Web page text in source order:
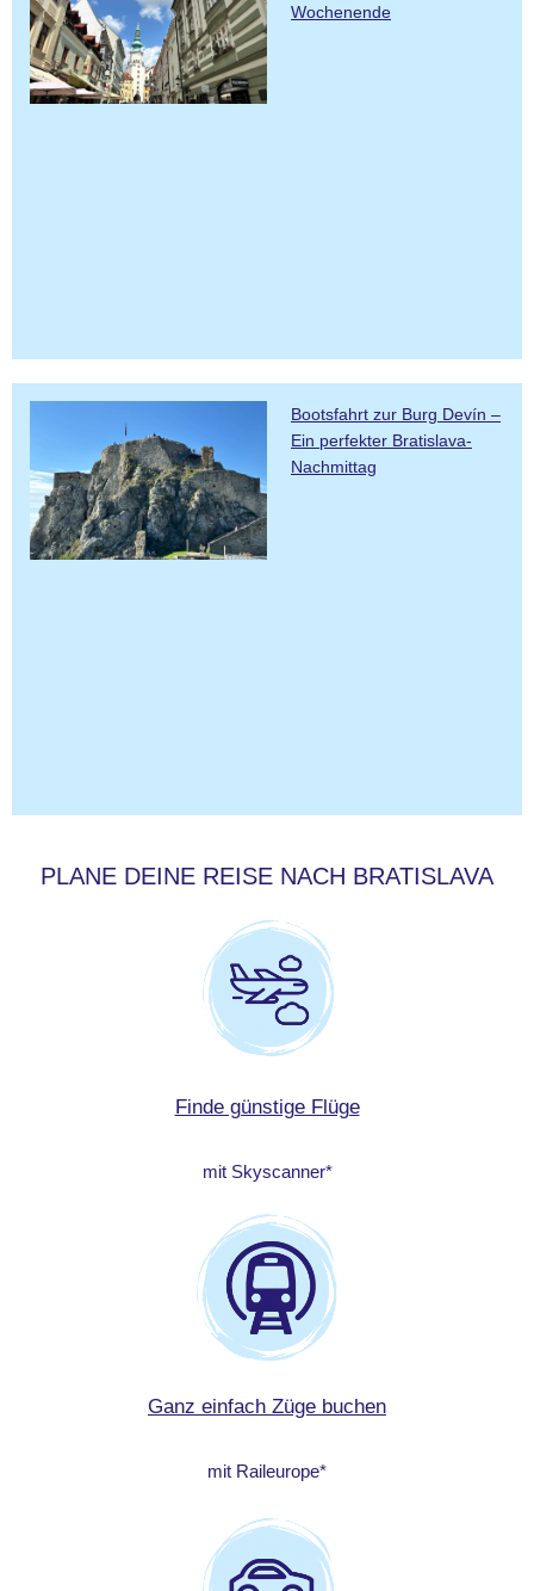
Wochenende
Bootsfahrt zur Burg Devín –
Ein perfekter Bratislava-
Nachmittag
PLANE DEINE REISE NACH BRATISLAVA
Finde günstige Flüge
mit Skyscanner*
Ganz einfach Züge buchen
mit Raileurope*